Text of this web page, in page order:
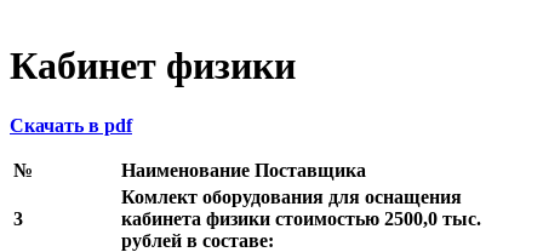
Кабинет физики
Скачать в pdf
№ Наименование Поставщика
3
Комлект оборудования для оснащения
кабинета физики стоимостью 2500,0 тыс.
рублей в составе: